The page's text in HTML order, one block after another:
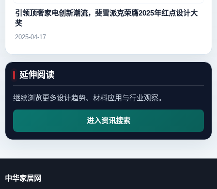
引领顶奢家电创新潮流，斐雪派克荣膺2025年红点设计大
奖
2025-04-17
延伸阅读
继续浏览更多设计趋势、材料应用与行业观察。
进入资讯搜索
中华家居网